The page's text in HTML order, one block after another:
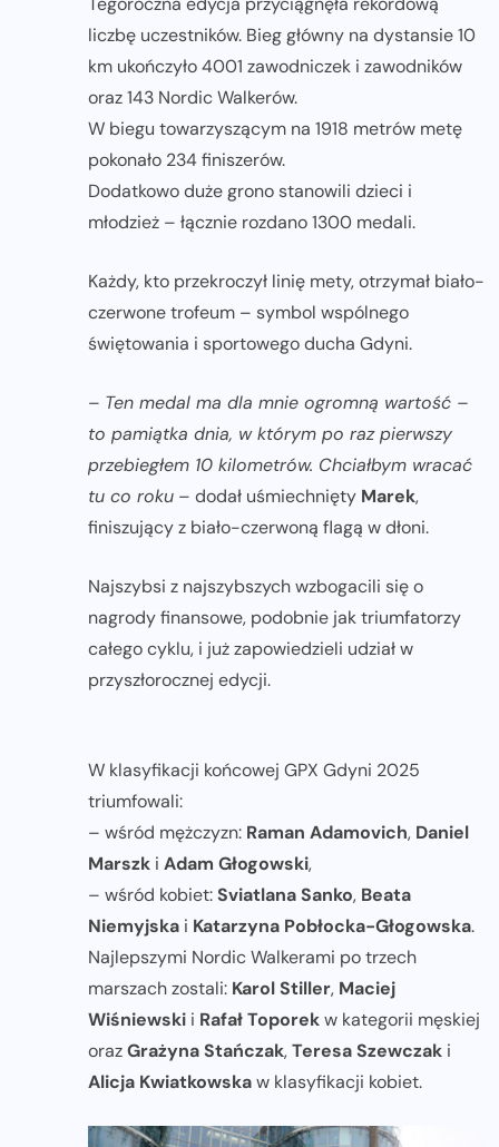
liczbę uczestników. Bieg główny na dystansie 10
km ukończyło 4001 zawodniczek i zawodników
oraz 143 Nordic Walkerów.
W biegu towarzyszącym na 1918 metrów metę
pokonało 234 finiszerów.
Dodatkowo duże grono stanowili dzieci i
młodzież – łącznie rozdano 1300 medali.
Każdy, kto przekroczył linię mety, otrzymał biało-
czerwone trofeum – symbol wspólnego
świętowania i sportowego ducha Gdyni.
– Ten medal ma dla mnie ogromną wartość –
to pamiątka dnia, w którym po raz pierwszy
przebiegłem 10 kilometrów. Chciałbym wracać
tu co roku – dodał uśmiechnięty Marek,
finiszujący z biało-czerwoną flagą w dłoni.
Najszybsi z najszybszych wzbogacili się o
nagrody finansowe, podobnie jak triumfatorzy
całego cyklu, i już zapowiedzieli udział w
przyszłorocznej edycji.
W klasyfikacji końcowej GPX Gdyni 2025
triumfowali:
– wśród mężczyzn: Raman Adamovich, Daniel
Marszk i Adam Głogowski,
– wśród kobiet:Sviatlana Sanko, Beata
Niemyjska i Katarzyna Pobłocka-Głogowska.
Najlepszymi Nordic Walkerami po trzech
marszach zostali: Karol Stiller, Maciej
Wiśniewski i Rafał Toporekw kategorii męskiej
orazGrażyna Stańczak,Teresa Szewczak i
Alicja Kwiatkowskaw klasyfikacji kobiet.